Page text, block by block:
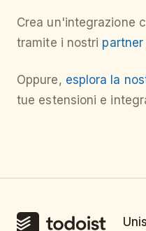
Crea un'integrazione
tramite i nostri
Oppure, esplora la
tue estensioni e